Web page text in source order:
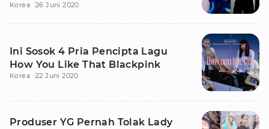
Korea 26 Juni 2020
Ini Sosok 4 Pria Pencipta Lagu
How You Like That Blackpink
Korea 22 Juni 2020
Produser YG Pernah Tolak Lady